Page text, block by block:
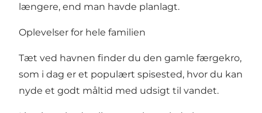
længere, end man havde planlagt.
Oplevelser for hele familien
Tæt ved havnen finder du den gamle færgekro,
som i dag er et populært spisested, hvor du kan
nyde et godt måltid med udsigt til vandet.